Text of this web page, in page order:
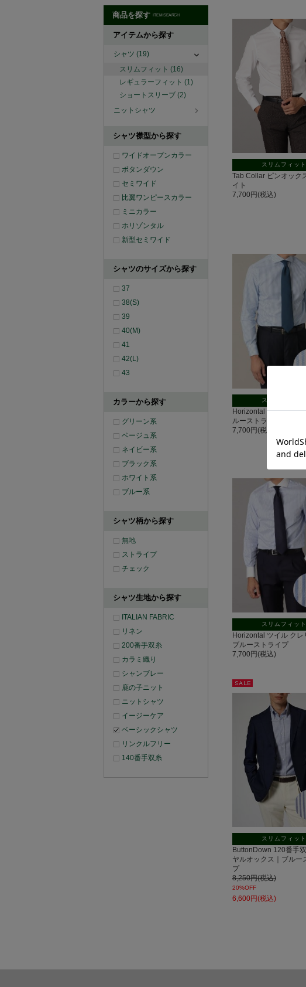
商品を探す ITEM SEARCH
アイテムから探す
シャツ (19)
スリムフィット (16)
レギュラーフィット (1)
ショートスリーブ (2)
ニットシャツ
シャツ襟型から探す
ワイドオープンカラー
ボタンダウン
セミワイド
比翼ワンピースカラー
ミニカラー
ホリゾンタル
新型セミワイド
シャツのサイズから探す
37
38(S)
39
40(M)
41
42(L)
43
カラーから探す
グリーン系
ベージュ系
ネイビー系
ブラック系
ホワイト系
ブルー系
シャツ柄から探す
無地
ストライプ
チェック
シャツ生地から探す
ITALIAN FABRIC
リネン
200番手双糸
カラミ織り
シャンブレー
鹿の子ニット
ニットシャツ
イージーケア
ベーシックシャツ
リンクルフリー
140番手双糸
スリムフィット
Tab Collar ピンオック
イト
7,700円(税込)
スリムフィット
Horizontal ブロード｜
ルーストライプ
7,700円(税込)
スリムフィット
Horizontal ツイル クレ
ブルーストライプ
7,700円(税込)
セー
スリムフィット
ButtonDown 120番手
ヤルオックス｜ブルー
プ
8,250円(税込)
20%OFF
6,600円(税込)